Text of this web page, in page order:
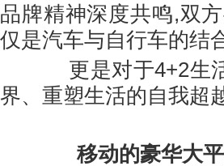
品牌精神深度共鸣,双
仅是汽车与自行车的结
更是对于4+2生活
界、重塑生活的自我超
移动的豪华大平